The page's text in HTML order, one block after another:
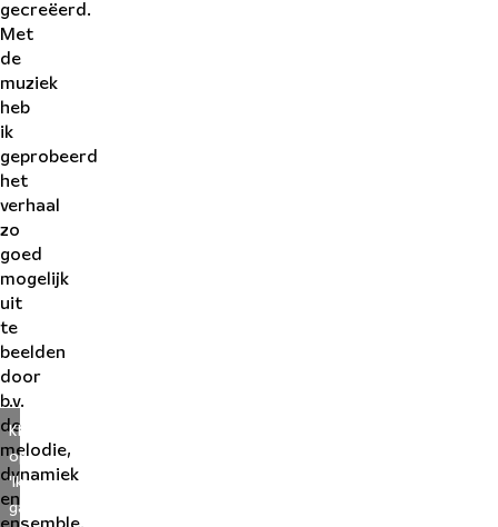
gecreëerd.
Met
de
muziek
heb
ik
geprobeerd
het
verhaal
zo
goed
mogelijk
uit
te
beelden
door
b.v.
de
melodie,
dynamiek
en
Klik
op
'Ik
ga